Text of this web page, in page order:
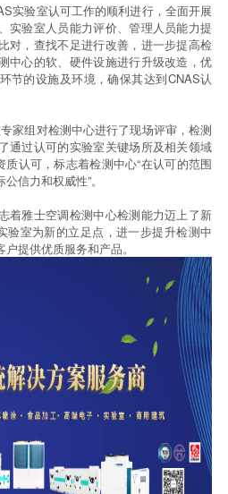
实验室认可工作的顺利进行，全面开展
实验室人员能力评价、管理人员能力提
对，查找不足进行改善，进一步提高检
中心的软、硬件设施进行升级改造，优
节的设施及环境，确保其达到CNAS认
家组对检测中心进行了现场评审，检测
通过认可的实验室关键场所及相关领域
认可，标志着检测中心“在认可的范围
信力和权威性”。
着雅士空调检测中心检测能力迈上了新
验室为新的立足点，进一步提升检测中
提供优质服务和产品。